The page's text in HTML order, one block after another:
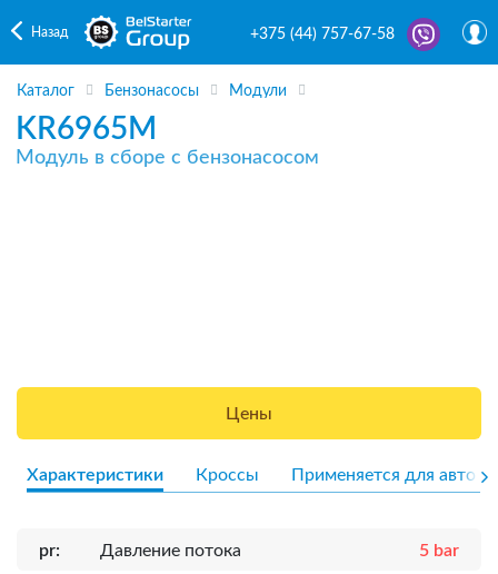
Назад +375 (44) 757-67-58
Каталог Бензонасосы Модули
KR6965M
Модуль в сборе с бензонасосом
Цены
Характеристики Кроссы Применяется для авто
pr: Давление потока 5 bar